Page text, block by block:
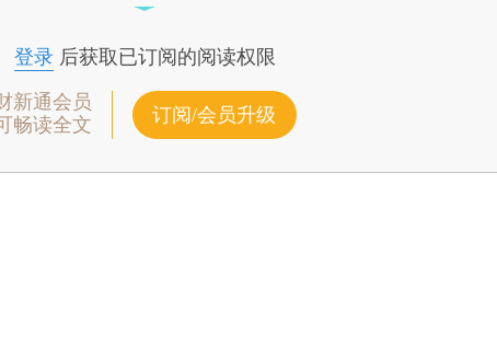
登录后获取已订阅的阅读权限
新通会员
畅读全文
订阅/会员升级